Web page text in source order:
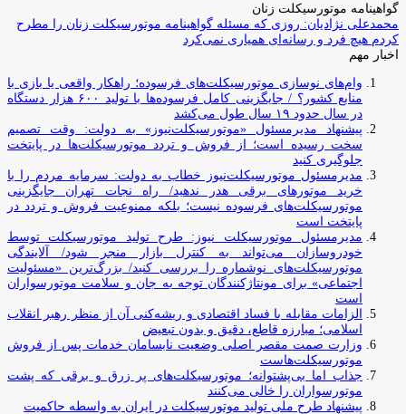
گواهینامه موتورسیکلت زنان
محمدعلی نژادیان: روزی که مسئله گواهینامه موتورسیکلت زنان را مطرح
کردم هیچ فرد و رسانه‌ای همیاری نمی‌کرد
اخبار مهم
وام‌های نوسازی موتورسیکلت‌های فرسوده؛ راهکار واقعی یا بازی با
منابع کشور؟ / جایگزینی کامل فرسوده‌ها با تولید ۶۰۰ هزار دستگاه
در سال حدود ۱۹ سال طول می‌کشد
پیشنهاد مدیرمسئول «موتورسیکلت‌نیوز» به دولت: وقت تصمیم
سخت رسیده است؛ از فروش و تردد موتورسیکلت‌ها در پایتخت
جلوگیری کنید
مدیرمسئول موتورسیکلت‌نیوز خطاب به دولت: سرمایه مردم را با
خرید موتورهای برقی هدر ندهید/ راه نجات تهران جایگزینی
موتورسیکلت‌های فرسوده نیست؛ بلکه ممنوعیت فروش و تردد در
پایتخت است
مدیرمسئول موتورسیکلت نیوز: طرح تولید موتورسیکلت توسط
خودروسازان می‌تواند به کنترل بازار منجر شود/ آلایندگی
موتورسیکلت‌های نوشماره را بررسی کنید/ بزرگ‌ترین «مسئولیت
اجتماعی» برای مونتاژکنندگان توجه به جان و سلامت موتورسواران
است
الزامات مقابله با فساد اقتصادی و ریشه‌کنی آن از منظر رهبر انقلاب
اسلامی؛ مبارزه قاطع، دقیق و بدون تبعیض
وزارت صمت مقصر اصلی وضعیت نابسامان خدمات پس از فروش
موتورسیکلت‌هاست
جذاب اما بی‌پشتوانه؛ موتورسیکلت‌های پر زرق‌ و برقی که پشت
موتورسواران را خالی می‌کنند
پیشنهاد طرح ملی تولید موتورسیکلت در ایران به واسطه حاکمیت